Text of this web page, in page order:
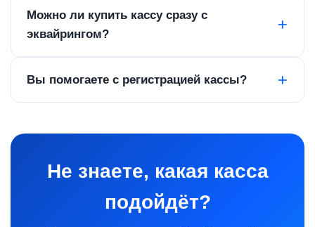
Можно ли купить кассу сразу с
эквайрингом?
Вы помогаете с регистрацией кассы?
Не знаете, какая касса
подойдёт?